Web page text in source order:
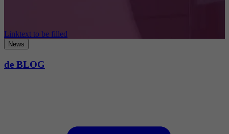
Linktext to be filled
News
de BLOG